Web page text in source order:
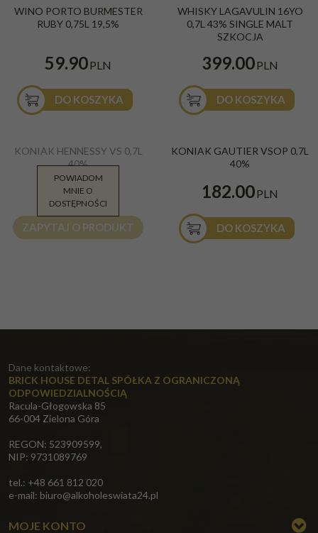
WINO PORTO BURMESTER
RUBY 0,75L 19,5%
59.90PLN
DO KOSZYKA
WHISKY LAGAVULIN 16YO
0,7L 43% SINGLE MALT
SZKOCJA
399.00PLN
DO KOSZYKA
KONIAK HENNESSY VS 0,7L
40%
178.01
ZAPYTAJ O PRODUKT
POWIADOM
MNIE O
DOSTĘPNOŚCI
KONIAK GAUTIER VSOP 0,7L
40%
182.00PLN
DO KOSZYKA
Dane kontaktowe:
BRICK HOUSE DETAL SPÓŁKA Z OGRANICZONĄ
ODPOWIEDZIALNOŚCIĄ
Racula-Głogowska 85
66-004 Zielona Góra
REGON: 523909599,
NIP: 9731089769
tel.: +48 661 812 020
e-mail: biuro@alkoholeswiata24.pl
MOJE KONTO